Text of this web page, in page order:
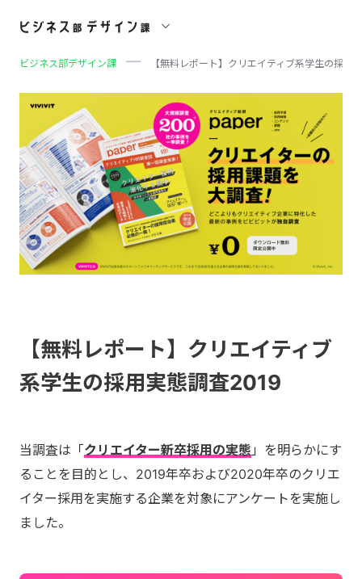
ビジネス部デザイン課 【無料レポート】クリエイティブ系学生の採用
【無料レポート】クリエイティブ
系学生の採用実態調査2019
当調査は「クリエイター新卒採用の実態 」を明らかにす
ることを目的とし、2019年卒および2020年卒のクリエ
イター採用を実施する企業を対象にアンケートを実施し
ました。